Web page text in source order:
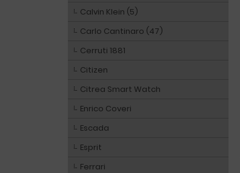
Calvin Klein (5)
Carlo Cantinaro (47)
Cerruti 1881
Citizen
Citrea Smart Watch
Enrico Coveri
Escada
Esprit
Ferrari